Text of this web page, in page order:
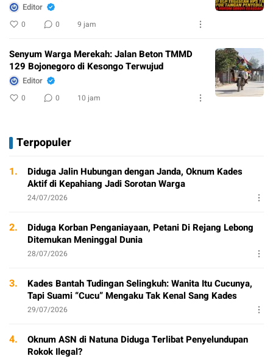
Editor
0 0 9 jam
Senyum Warga Merekah: Jalan Beton TMMD
129 Bojonegoro di Kesongo Terwujud
Editor
0 0 10 jam
Terpopuler
1.
Diduga Jalin Hubungan dengan Janda, Oknum Kades
Aktif di Kepahiang Jadi Sorotan Warga
24/07/2026
2.
Diduga Korban Penganiayaan, Petani Di Rejang Lebong
Ditemukan Meninggal Dunia
28/07/2026
3.
Kades Bantah Tudingan Selingkuh: Wanita Itu Cucunya,
Tapi Suami “Cucu” Mengaku Tak Kenal Sang Kades
29/07/2026
4.
Oknum ASN di Natuna Diduga Terlibat Penyelundupan
Rokok Ilegal?